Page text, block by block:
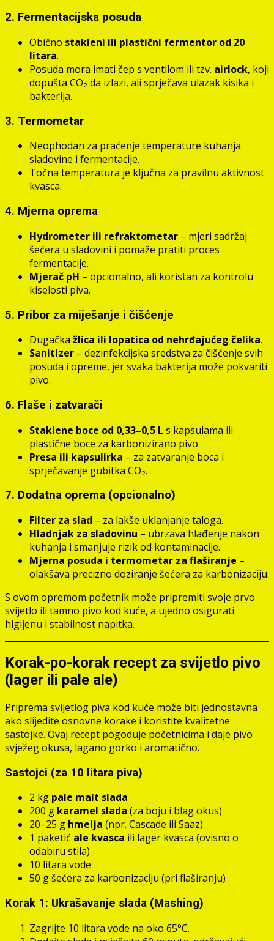
2. Fermentacijska posuda
Obično stakleni ili plastični fermentor od 20
litara.
Posuda mora imati čep s ventilom ili tzv. airlock, koji
dopušta CO₂ da izlazi, ali sprječava ulazak kisika i
bakterija.
3. Termometar
Neophodan za praćenje temperature kuhanja
sladovine i fermentacije.
Točna temperatura je ključna za pravilnu aktivnost
kvasca.
4. Mjerna oprema
Hydrometer ili refraktometar – mjeri sadržaj
šećera u sladovini i pomaže pratiti proces
fermentacije.
Mjerač pH – opcionalno, ali koristan za kontrolu
kiselosti piva.
5. Pribor za miješanje i čišćenje
Dugačka žlica ili lopatica od nehrđajućeg čelika.
Sanitizer – dezinfekcijska sredstva za čišćenje svih
posuda i opreme, jer svaka bakterija može pokvariti
pivo.
6. Flaše i zatvarači
Staklene boce od 0,33–0,5 L s kapsulama ili
plastične boce za karbonizirano pivo.
Presa ili kapsulirka – za zatvaranje boca i
sprječavanje gubitka CO₂.
7. Dodatna oprema (opcionalno)
Filter za slad – za lakše uklanjanje taloga.
Hladnjak za sladovinu – ubrzava hlađenje nakon
kuhanja i smanjuje rizik od kontaminacije.
Mjerna posuda i termometar za flaširanje –
olakšava precizno doziranje šećera za karbonizaciju.
S ovom opremom početnik može pripremiti svoje prvo
svijetlo ili tamno pivo kod kuće, a ujedno osigurati
higijenu i stabilnost napitka.
Korak-po-korak recept za svijetlo pivo
(lager ili pale ale)
Priprema svijetlog piva kod kuće može biti jednostavna
ako slijedite osnovne korake i koristite kvalitetne
sastojke. Ovaj recept pogoduje početnicima i daje pivo
svježeg okusa, lagano gorko i aromatično.
Sastojci (za 10 litara piva)
2 kg pale malt slada
200 g karamel slada (za boju i blag okus)
20–25 g hmelja (npr. Cascade ili Saaz)
1 paketić ale kvasca ili lager kvasca (ovisno o
odabiru stila)
10 litara vode
50 g šećera za karbonizaciju (pri flaširanju)
Korak 1: Ukrašavanje slada (Mashing)
Zagrijte 10 litara vode na oko 65°C.